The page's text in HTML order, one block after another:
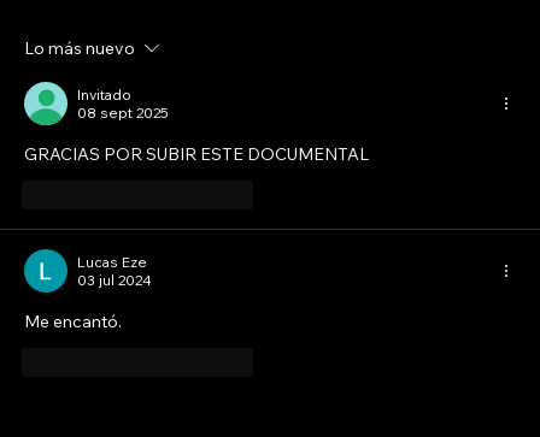
Lo más nuevo
Invitado
08 sept 2025
GRACIAS POR SUBIR ESTE DOCUMENTAL
Lucas Eze
03 jul 2024
Me encantó.